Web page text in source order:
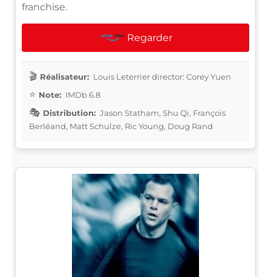
franchise.
Regarder
Réalisateur: Louis Leterrier director: Corey Yuen
Note: IMDb 6.8
Distribution: Jason Statham, Shu Qi, François
Berléand, Matt Schulze, Ric Young, Doug Rand